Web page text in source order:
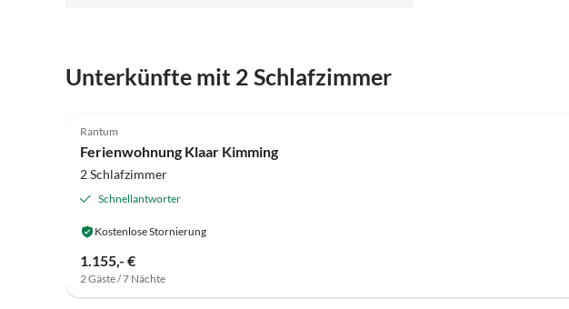
Unterkünfte mit 2 Schlafzimmer
Rantum
Ferienwohnung Klaar Kimming
2 Schlafzimmer
Schnellantworter
Kostenlose Stornierung
1.155,- €
2 Gäste / 7 Nächte